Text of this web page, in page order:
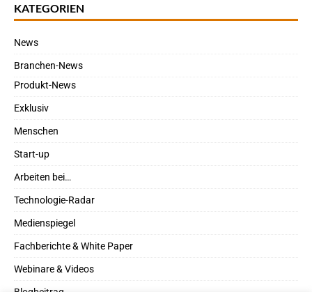
KATEGORIEN
News
Branchen-News
Produkt-News
Exklusiv
Menschen
Start-up
Arbeiten bei…
Technologie-Radar
Medienspiegel
Fachberichte & White Paper
Webinare & Videos